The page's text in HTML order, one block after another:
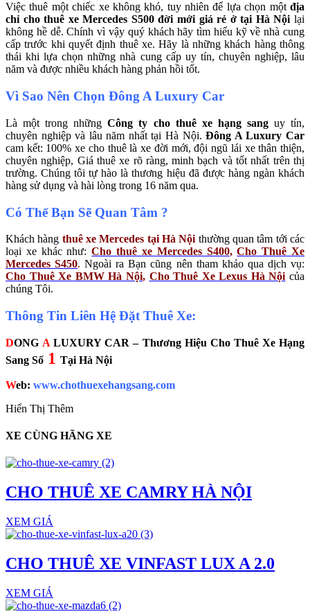
Việc thuê một chiếc xe không khó, tuy nhiên để lựa chọn một địa
chỉ cho thuê xe Mercedes S500 đời mới giá rẻ ở tại Hà Nộilại
không hề dễ. Chính vì vậy quý khách hãy tìm hiểu kỹ về nhà cung
cấp trước khi quyết định thuê xe. Hãy là những khách hàng thông
thái khi lựa chọn những nhà cung cấp uy tín, chuyên nghiệp, lâu
năm và được nhiều khách hàng phản hồi tốt.
Vì Sao Nên Chọn Đông A Luxury Car
Là một trong nhữngCông ty cho thuê xe hạng sanguy tín,
chuyên nghiệp và lâu năm nhất tại Hà Nội.Đông A Luxury Car
cam kết: 100% xe cho thuê là xe đời mới, đội ngũ lái xe thân thiện,
chuyên nghiệp, Giá thuê xe rõ ràng, minh bạch và tốt nhất trên thị
trường. Chúng tôi tự hào là thương hiệu đã được hàng ngàn khách
hàng sử dụng và hài lòng trong 16 năm qua.
Có Thể Bạn Sẽ Quan Tâm ?
Khách hàng thuê xe Mercedes tại Hà Nội thường quan tâm tới các
loại xe khác như:Cho thuê xe Mercedes S400,Cho Thuê Xe
Mercedes S450. Ngoài ra Bạn cũng nên tham khảo qua dịch vụ:
Cho Thuê Xe BMW Hà Nội, Cho Thuê Xe Lexus Hà Nội của
chúng Tôi.
Thông Tin Liên Hệ Đặt Thuê Xe:
DONG A LUXURY CAR – Thương Hiệu Cho Thuê Xe Hạng
Sang Số 1 Tại Hà Nội
Web: www.chothuexehangsang.com
Hiển Thị Thêm
XE CÙNG HÃNG XE
CHO THUÊ XE CAMRY HÀ NỘI
XEM GIÁ
CHO THUÊ XE VINFAST LUX A 2.0
XEM GIÁ